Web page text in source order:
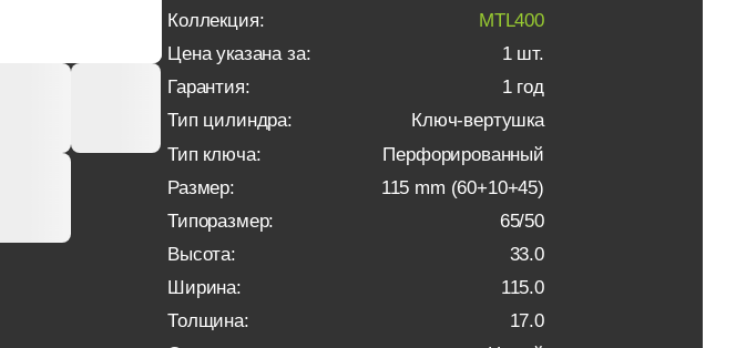
Коллекция:
MTL400
Цена указана за:
1 шт.
Гарантия:
1 год
Тип цилиндра:
Ключ-вертушка
Тип ключа:
Перфорированный
Размер:
115 mm (60+10+45)
Типоразмер:
65/50
Высота:
33.0
Ширина:
115.0
Толщина:
17.0